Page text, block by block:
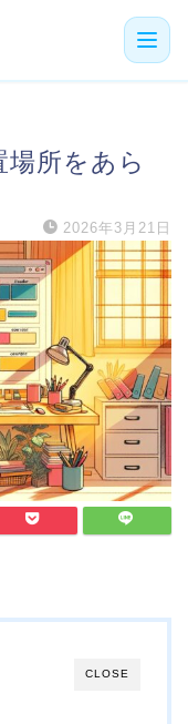
所をあら
2026年3月21日
CLOSE